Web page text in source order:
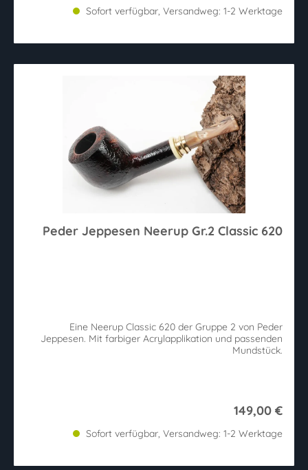
Sofort verfügbar, Versandweg: 1-2 Werktage
Peder Jeppesen Neerup Gr.2 Classic 620
Eine Neerup Classic 620 der Gruppe 2 von Peder
Jeppesen. Mit farbiger Acrylapplikation und passenden
Mundstück.
149,00 €
Sofort verfügbar, Versandweg: 1-2 Werktage